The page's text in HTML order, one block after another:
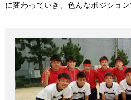
に変わっていき、色んなポジション